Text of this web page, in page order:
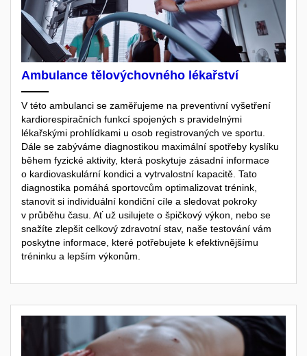
Ambulance tělovýchovného lékařství
V této ambulanci se zaměřujeme na preventivní vyšetření
kardiorespiračních funkcí spojených s pravidelnými
lékařskými prohlídkami u osob registrovaných ve sportu.
Dále se zabýváme diagnostikou maximální spotřeby kyslíku
během fyzické aktivity, která poskytuje zásadní informace
o kardiovaskulární kondici a vytrvalostní kapacitě. Tato
diagnostika pomáhá sportovcům optimalizovat trénink,
stanovit si individuální kondiční cíle a sledovat pokroky
v průběhu času. Ať už usilujete o špičkový výkon, nebo se
snažíte zlepšit celkový zdravotní stav, naše testování vám
poskytne informace, které potřebujete k efektivnějšímu
tréninku a lepším výkonům.